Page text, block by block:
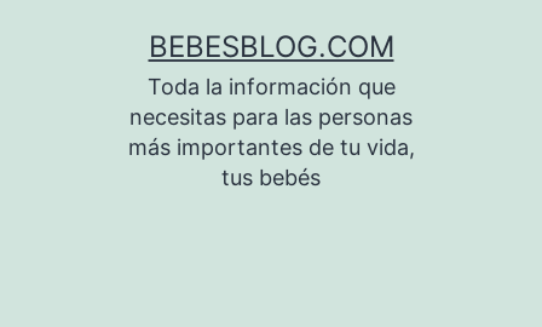
BEBESBLOG.COM
Toda la información que
necesitas para las personas
más importantes de tu vida,
tus bebés